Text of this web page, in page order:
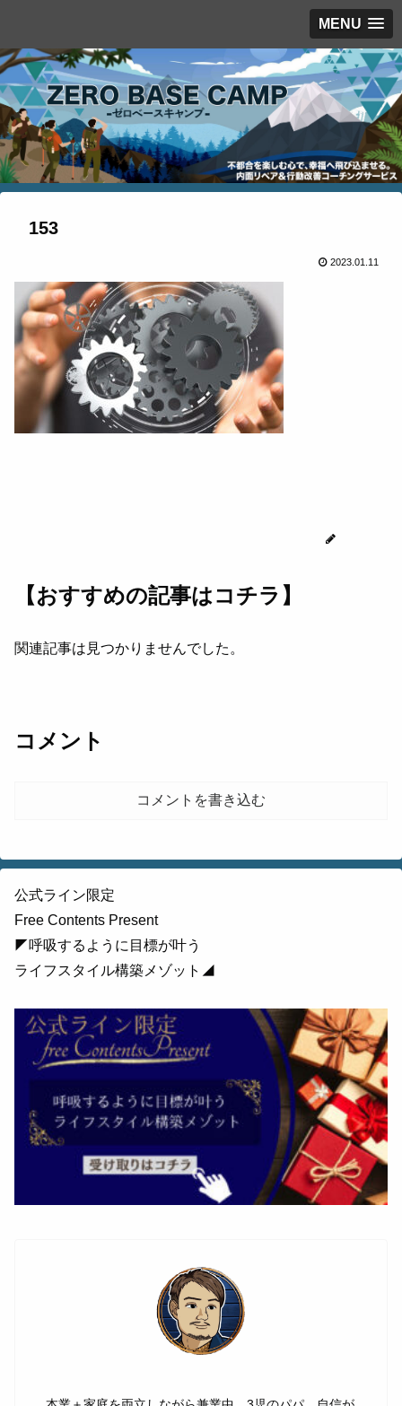
MENU
153
2023.01.11
【おすすめの記事はコチラ】
関連記事は見つかりませんでした。
コメント
コメントを書き込む
公式ライン限定
Free Contents Present
◤呼吸するように目標が叶う
ライフスタイル構築メゾット◢